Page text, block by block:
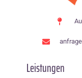
Leistungen